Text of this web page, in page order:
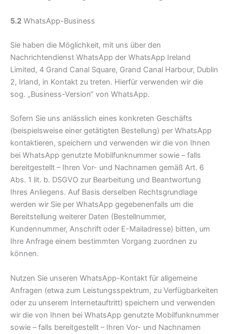
5.2 WhatsApp-Business
Sie haben die Möglichkeit, mit uns über den
Nachrichtendienst WhatsApp der WhatsApp Ireland
Limited, 4 Grand Canal Square, Grand Canal Harbour, Dublin
2, Irland, in Kontakt zu treten. Hierfür verwenden wir die
sog. „Business-Version“ von WhatsApp.
Sofern Sie uns anlässlich eines konkreten Geschäfts
(beispielsweise einer getätigten Bestellung) per WhatsApp
kontaktieren, speichern und verwenden wir die von Ihnen
bei WhatsApp genutzte Mobilfunknummer sowie – falls
bereitgestellt – Ihren Vor- und Nachnamen gemäß Art. 6
Abs. 1 lit. b. DSGVO zur Bearbeitung und Beantwortung
Ihres Anliegens. Auf Basis derselben Rechtsgrundlage
werden wir Sie per WhatsApp gegebenenfalls um die
Bereitstellung weiterer Daten (Bestellnummer,
Kundennummer, Anschrift oder E-Mailadresse) bitten, um
Ihre Anfrage einem bestimmten Vorgang zuordnen zu
können.
Nutzen Sie unseren WhatsApp-Kontakt für allgemeine
Anfragen (etwa zum Leistungsspektrum, zu Verfügbarkeiten
oder zu unserem Internetauftritt) speichern und verwenden
wir die von Ihnen bei WhatsApp genutzte Mobilfunknummer
sowie – falls bereitgestellt – Ihren Vor- und Nachnamen